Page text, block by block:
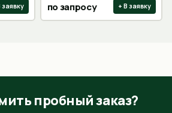
заявку по запросу + В заявку
пробный заказ?